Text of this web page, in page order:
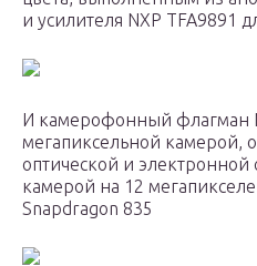
и усилителя NXP TFA9891
И камерофонный флагман
мегапиксельной камерой,
оптической и электронной
камерой на 12
Snapdragon 835